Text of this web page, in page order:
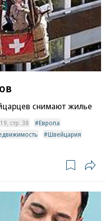
снимают жилье
стр. 38
Европа
Швейцария